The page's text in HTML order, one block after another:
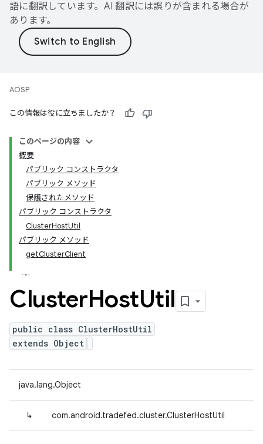
語に翻訳しています。AI 翻訳には誤りが含まれる場合が
あります。
AOSP
この情報は役に立ちましたか？
このページの内容
概要
パブリック コンストラクタ
パブリック メソッド
保護されたメソッド
パブリック コンストラクタ
ClusterHostUtil
パブリック メソッド
getClusterClient
ClusterHostUtil
public class ClusterHostUtil
extends Object
java.lang.Object
↳ com.android.tradefed.cluster.ClusterHostUtil